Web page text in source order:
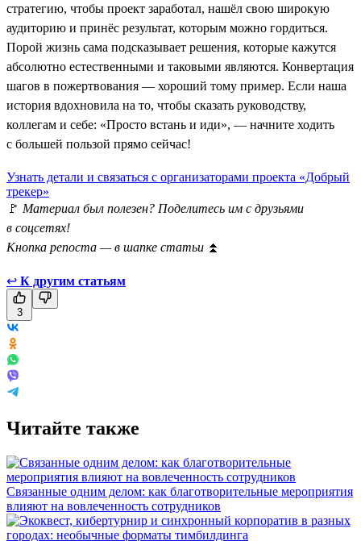
стратегию, чтобы проект заработал, нашёл свою широкую
аудиторию и принёс результат, которым можно гордиться.
Порой жизнь сама подсказывает решения, которые кажутся
абсолютно естественными и таковыми являются. Конвертация
шагов в пожертвования — хороший тому пример. Если наша
история вдохновила на то, чтобы сказать руководству,
коллегам и себе: «Просто встань и иди», — начните ходить
с большей пользой прямо сейчас!
Узнать детали и связаться с организаторами проекта «Добрый
трекер»
🚩 Материал был полезен? Поделитесь им с друзьями
в соцсетях!
Кнопка репоста — в шапке статьи ⏫
↩ К другим статьям
3
Читайте также
Связанные одним делом: как благотворительные мероприятия
влияют на вовлеченность сотрудников